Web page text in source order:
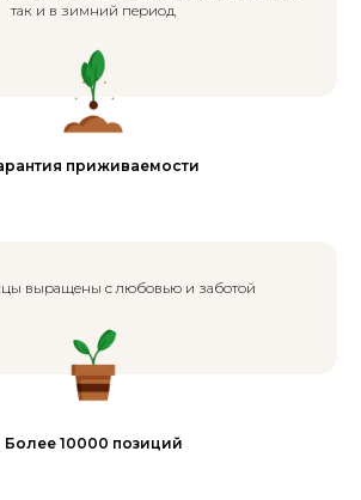
так и в зимний период
приживаемости
выращены с любовью и заботой
Более 10000 позиций